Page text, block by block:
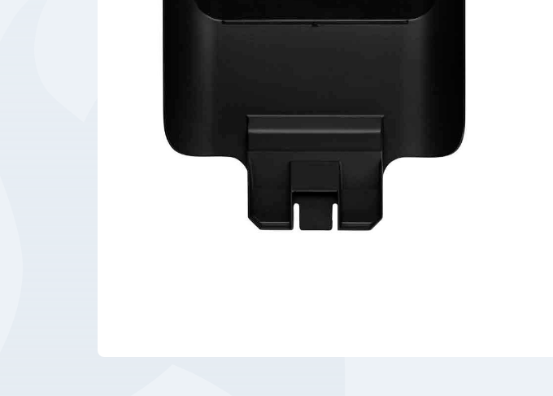
Machines
Persoonlijke